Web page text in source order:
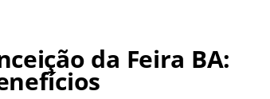
da Feira BA: